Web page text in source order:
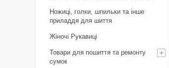
Ножиці, голки, шпильки та інше
приладдя для шиття
Жіночі Рукавиці
Товари для пошиття та ремонту
сумок